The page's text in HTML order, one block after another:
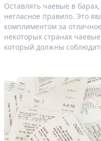
Оставлять чаевые в
негласное правило. Это
комплиментом за
некоторых странах
который должны